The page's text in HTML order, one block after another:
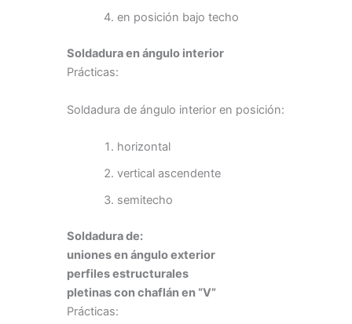
en posición bajo techo
Soldadura en ángulo interior
Prácticas:
Soldadura de ángulo interior en posición:
horizontal
vertical ascendente
semitecho
Soldadura de:
uniones en ángulo exterior
perfiles estructurales
pletinas con chaflán en “V”
Prácticas: